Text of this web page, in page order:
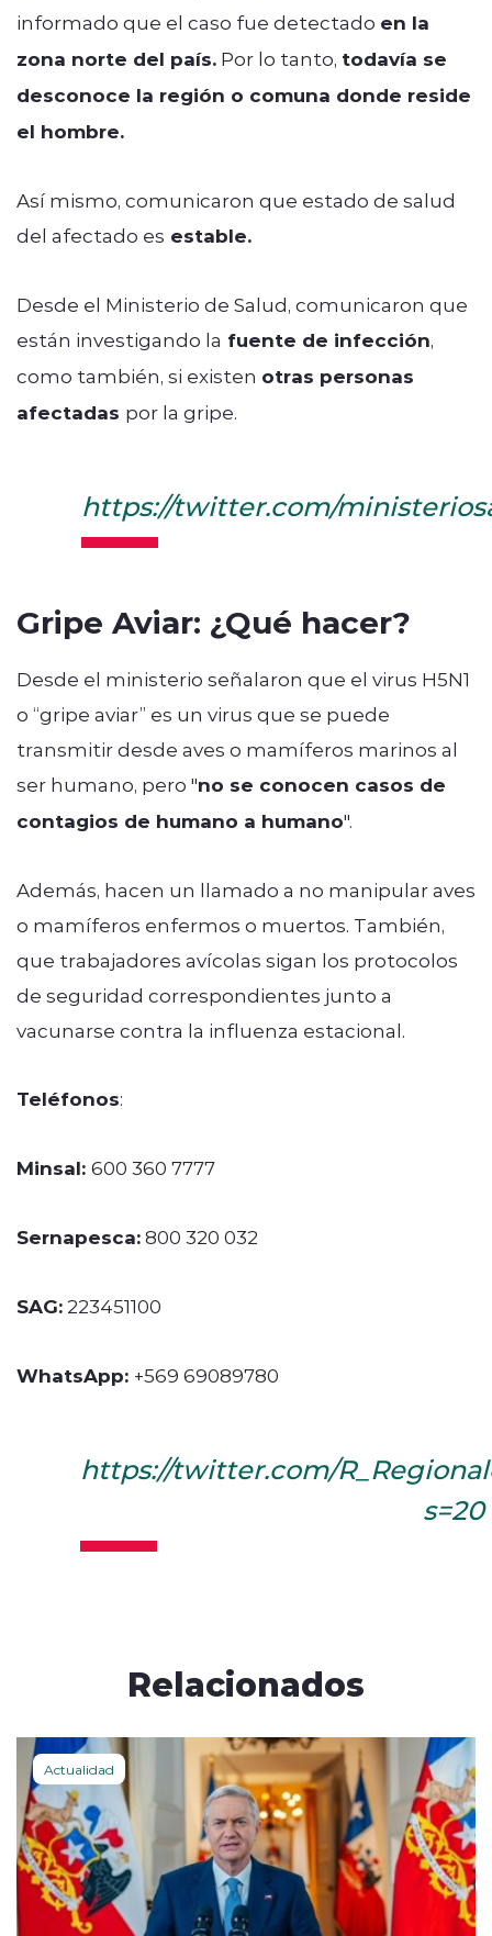
informado que el caso fue detectado en la
zona norte del país. Por lo tanto, todavía se
desconoce la región o comuna donde reside
el hombre.
Así mismo, comunicaron que estado de salud
del afectado es estable.
Desde el Ministerio de Salud, comunicaron que
están investigando la fuente de infección,
como también, si existen otras personas
afectadas por la gripe.
https://twitter.com/
Gripe Aviar: ¿Qué hacer?
Desde el ministerio señalaron que el virus H5N1
o “gripe aviar” es un virus que se puede
transmitir desde aves o mamíferos marinos al
ser humano, pero "no se conocen casos de
contagios de humano a humano".
Además, hacen un llamado a no manipular aves
o mamíferos enfermos o muertos. También,
que trabajadores avícolas sigan los protocolos
de seguridad correspondientes junto a
vacunarse contra la influenza estacional.
Teléfonos:
Minsal: 600 360 7777
Sernapesca:800 320 032
SAG:223451100
WhatsApp: +569 69089780
https://twitter.com/
s=20
Relacionados
Actualidad